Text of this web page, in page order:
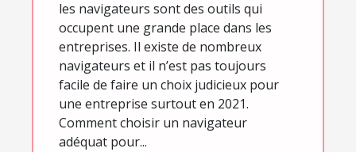
les navigateurs sont des outils qui
occupent une grande place dans les
entreprises. Il existe de nombreux
navigateurs et il n’est pas toujours
facile de faire un choix judicieux pour
une entreprise surtout en 2021.
Comment choisir un navigateur
adéquat pour...